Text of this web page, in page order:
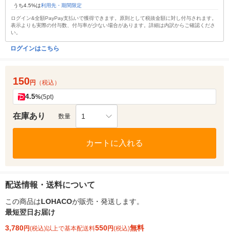
うち4.5%は利用先・期間限定
ログイン&全額PayPay支払いで獲得できます。原則として税抜金額に対し付与されます。
表示よりも実際の付与数、付与率が少ない場合があります。詳細は内訳からご確認くださ
い。
ログインはこちら
150円 （税込）
4.5%(5pt)
在庫あり 数量 1
カートに入れる
配送情報・送料について
この商品はLOHACOが販売・発送します。
最短翌日お届け
3,780円(税込)以上で基本配送料550円(税込)無料